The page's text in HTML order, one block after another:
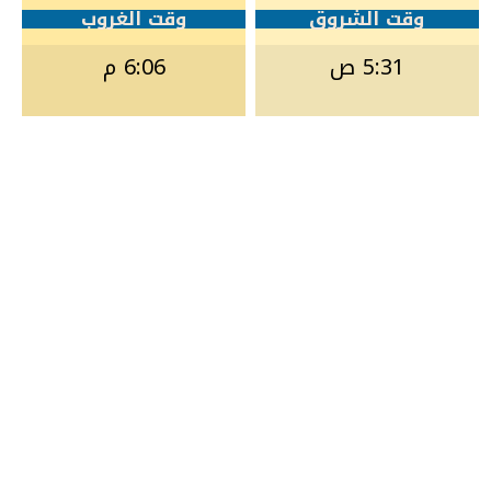
وقت الشروق
5:31 ص
وقت الغروب
6:06 م